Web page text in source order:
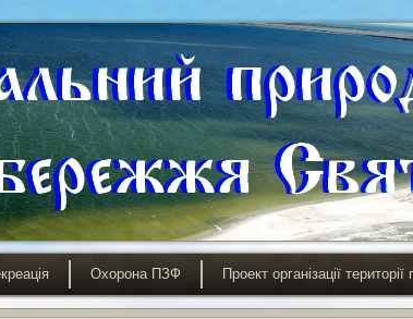
Охорона ПЗФ Проект організації території